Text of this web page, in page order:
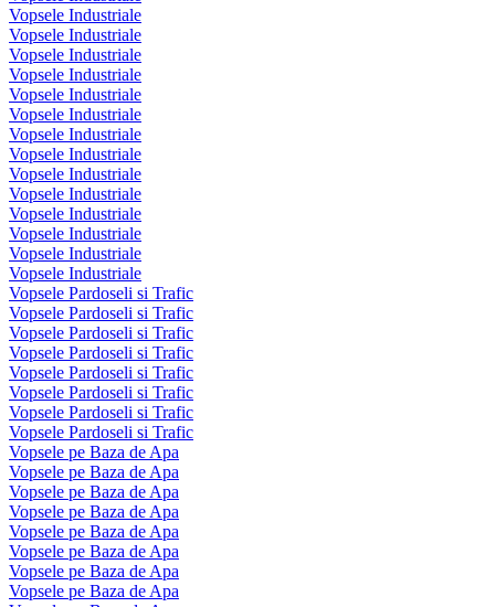
Vopsele Industriale
Vopsele Industriale
Vopsele Industriale
Vopsele Industriale
Vopsele Industriale
Vopsele Industriale
Vopsele Industriale
Vopsele Industriale
Vopsele Industriale
Vopsele Industriale
Vopsele Industriale
Vopsele Industriale
Vopsele Industriale
Vopsele Industriale
Vopsele Pardoseli si Trafic
Vopsele Pardoseli si Trafic
Vopsele Pardoseli si Trafic
Vopsele Pardoseli si Trafic
Vopsele Pardoseli si Trafic
Vopsele Pardoseli si Trafic
Vopsele Pardoseli si Trafic
Vopsele Pardoseli si Trafic
Vopsele pe Baza de Apa
Vopsele pe Baza de Apa
Vopsele pe Baza de Apa
Vopsele pe Baza de Apa
Vopsele pe Baza de Apa
Vopsele pe Baza de Apa
Vopsele pe Baza de Apa
Vopsele pe Baza de Apa